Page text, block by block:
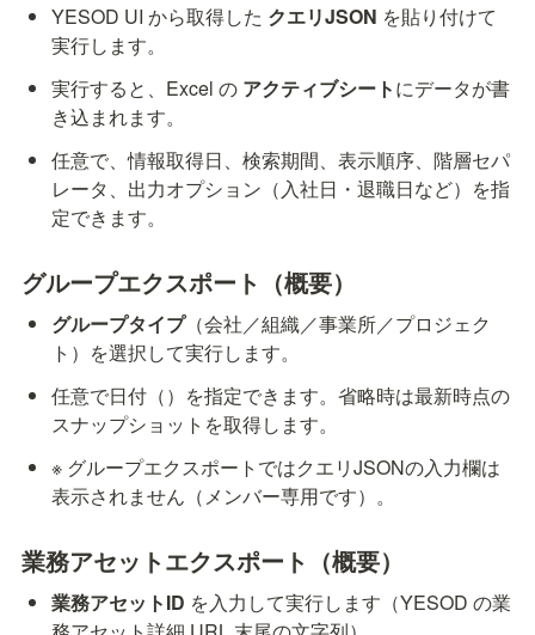
YESOD UI から取得した クエリJSON を貼り付けて
実行します。
実行すると、Excel の アクティブシートにデータが書
き込まれます。
任意で、情報取得日、検索期間、表示順序、階層セパ
レータ、出力オプション（入社日・退職日など）を指
定できます。
グループエクスポート（概要）
グループタイプ（会社／組織／事業所／プロジェク
ト）を選択して実行します。
任意で日付（）を指定できます。省略時は最新時点の
スナップショットを取得します。
※ グループエクスポートではクエリJSONの入力欄は
表示されません（メンバー専用です）。
業務アセットエクスポート（概要）
業務アセットID を入力して実行します（YESOD の業